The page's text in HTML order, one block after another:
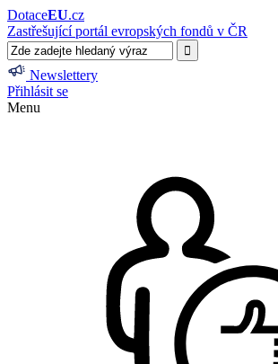
DotaceEU.cz
Zastřešující portál evropských fondů v ČR
Newslettery
Přihlásit se
Menu